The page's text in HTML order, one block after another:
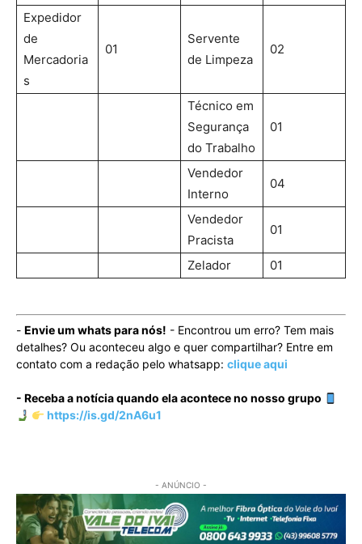
Expedidor
de
Mercadoria
s
01
Servente
de Limpeza
02
Técnico em
Segurança
do Trabalho
01
Vendedor
Interno
04
Vendedor
Pracista
01
Zelador 01
- Envie um whats para nós! - Encontrou um erro? Tem mais
detalhes? Ou aconteceu algo e quer compartilhar? Entre em
contato com a redação pelo whatsapp: clique aqui
- Receba a notícia quando ela acontece no nosso grupo
https://is.gd/2nA6u1
- ANÚNCIO -